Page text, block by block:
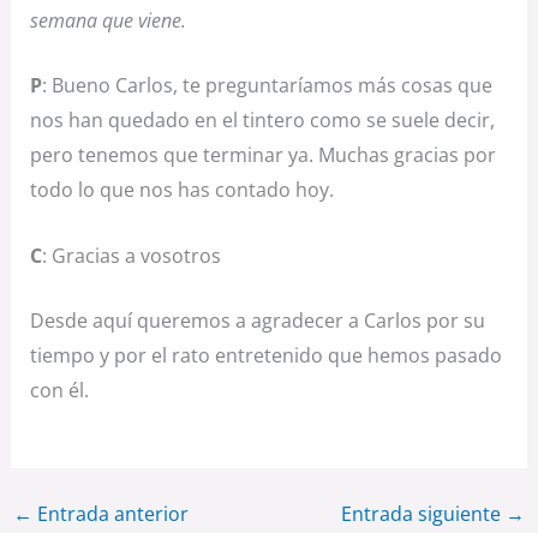
semana que viene.
P: Bueno Carlos, te preguntaríamos más cosas que
nos han quedado en el tintero como se suele decir,
pero tenemos que terminar ya. Muchas gracias por
todo lo que nos has contado hoy.
C: Gracias a vosotros
Desde aquí queremos a agradecer a Carlos por su
tiempo y por el rato entretenido que hemos pasado
con él.
← Entrada anterior Entrada siguiente →